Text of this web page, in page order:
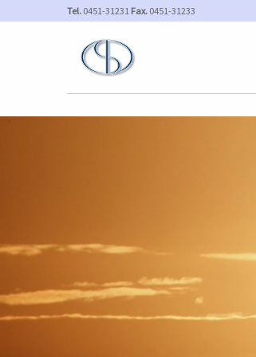
Tel. 0451-31231 Fax. 0451-31233